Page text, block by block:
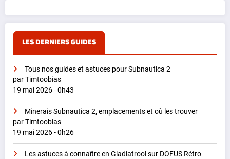
LES DERNIERS GUIDES
Tous nos guides et astuces pour Subnautica 2
par Timtoobias
19 mai 2026 - 0h43
Minerais Subnautica 2, emplacements et où les trouver
par Timtoobias
19 mai 2026 - 0h26
Les astuces à connaître en Gladiatrool sur DOFUS Rétro